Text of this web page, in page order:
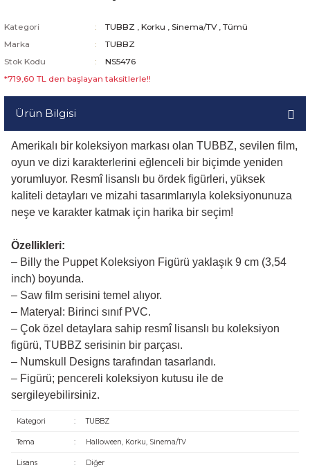
Kategori TUBBZ , Korku , Sinema/TV , Tümü
Marka
TUBBZ
Stok Kodu
NS5476
*719,60 TL den başlayan taksitlerle!!
Ürün Bilgisi
Amerikalı bir koleksiyon markası olan TUBBZ, sevilen film,
oyun ve dizi karakterlerini eğlenceli bir biçimde yeniden
yorumluyor. Resmî lisanslı bu ördek figürleri, yüksek
kaliteli detayları ve mizahi tasarımlarıyla koleksiyonunuza
neşe ve karakter katmak için harika bir seçim!
Özellikleri:
– Billy the Puppet Koleksiyon Figürü yaklaşık 9 cm (3,54
inch) boyunda.
– Saw film serisini temel alıyor.
– Materyal: Birinci sınıf PVC.
– Çok özel detaylara sahip resmî lisanslı bu koleksiyon
figürü, TUBBZ serisinin bir parçası.
– Numskull Designs tarafından tasarlandı.
– Figürü; pencereli koleksiyon kutusu ile de
sergileyebilirsiniz.
Kategori : TUBBZ
Tema : Halloween, Korku, Sinema/TV
Lisans : Diğer